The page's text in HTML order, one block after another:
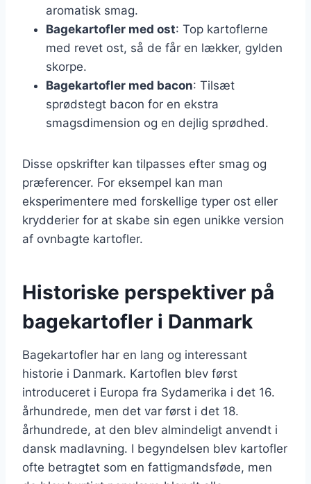
aromatisk smag.
Bagekartofler med ost: Top kartoflerne
med revet ost, så de får en lækker, gylden
skorpe.
Bagekartofler med bacon: Tilsæt
sprødstegt bacon for en ekstra
smagsdimension og en dejlig sprødhed.
Disse opskrifter kan tilpasses efter smag og
præferencer. For eksempel kan man
eksperimentere med forskellige typer ost eller
krydderier for at skabe sin egen unikke version
af ovnbagte kartofler.
Historiske perspektiver på
bagekartofler i Danmark
Bagekartofler har en lang og interessant
historie i Danmark. Kartoflen blev først
introduceret i Europa fra Sydamerika i det 16.
århundrede, men det var først i det 18.
århundrede, at den blev almindeligt anvendt i
dansk madlavning. I begyndelsen blev kartofler
ofte betragtet som en fattigmandsføde, men